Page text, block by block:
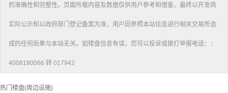
的准确性和完整性。页面所载内容及数据仅供用户参考和借鉴，最终以开发商
实际公示和以政府部门登记备案为准，用户因参照本站信息进行相关交易所造
成的任何后果与本站无关。如楼盘信息有误，您可以投诉或拨打举报电话：：
4008180066 转 017942
热门楼盘(周边设施)